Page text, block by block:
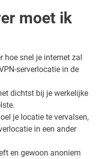
moet ik
hoe snel je internet zal
serverlocatie in de
dichtst bij je werkelijke
je locatie te vervalsen,
in een ander
en gewoon anoniem